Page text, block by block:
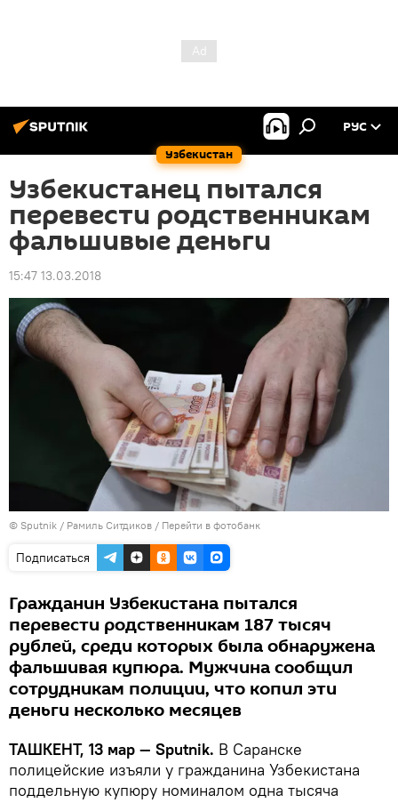
Узбекистан
РУС
Узбекистанец пытался
перевести родственникам
фальшивые деньги
15:47 13.03.2018
© Sputnik / Рамиль Ситдиков / Перейти в фотобанк
Подписаться
Гражданин Узбекистана пытался
перевести родственникам 187 тысяч
рублей, среди которых была обнаружена
фальшивая купюра. Мужчина сообщил
сотрудникам полиции, что копил эти
деньги несколько месяцев
ТАШКЕНТ, 13 мар — Sputnik. В Саранске
полицейские изъяли у гражданина Узбекистана
поддельную купюру номиналом одна тысяча